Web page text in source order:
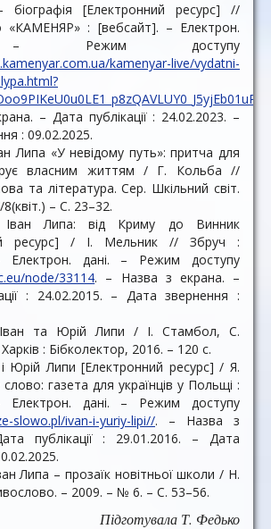
біографія [Електронний ресурс] //
«КАМЕНЯР» : [вебсайт]. – Електрон.
– Режим доступу
kamenyar-live/vydatni-
– Дата публікації : 24.02.2023. –
: 09.02.2025.
Липа «У невідому путь»: притча для
власним життям / Г. Кольба //
та література. Сер. Шкільний світ.
– С. 23–32.
Липа: від Криму до Винник
ресурс] / І. Мельник // Збруч :
Електрон. дані. – Режим доступу
node/33114. – Назва з екрана. –
: 24.02.2015. – Дата звернення :
та Юрій Липи / І. Стамбол, С.
: Бібколектор, 2016. – 120 с.
Юрій Липи [Електронний ресурс] / Я.
газета для українців у Польщі :
Електрон. дані. – Режим доступу
slowo.pl/ivan-i-yuriy-lipi//. – Назва з
публікації : 29.01.2016. – Дата
Липа – прозаїк новітньої школи / Н.
– 2009. – № 6. – С. 53–56.
Підготувала Т. Федько